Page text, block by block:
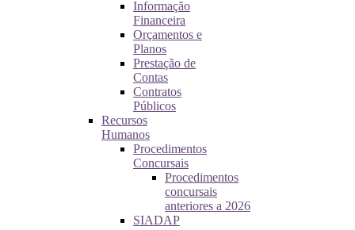
Informação
Financeira
Orçamentos e
Planos
Prestação de
Contas
Contratos
Públicos
Recursos
Humanos
Procedimentos
Concursais
Procedimentos
concursais
anteriores a 2026
SIADAP